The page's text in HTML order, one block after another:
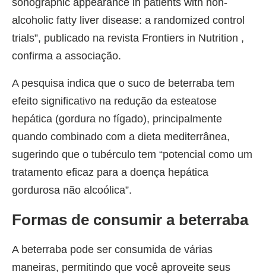
alcoholic fatty liver disease: a randomized control
trials”, publicado na revista Frontiers in Nutrition ,
confirma a associação.
A pesquisa indica que o suco de beterraba tem
efeito significativo na redução da esteatose
hepática (gordura no fígado), principalmente
quando combinado com a dieta mediterrânea,
sugerindo que o tubérculo tem “potencial como um
tratamento eficaz para a doença hepática
gordurosa não alcoólica”.
Formas de consumir a beterraba
A beterraba pode ser consumida de várias
maneiras, permitindo que você aproveite seus